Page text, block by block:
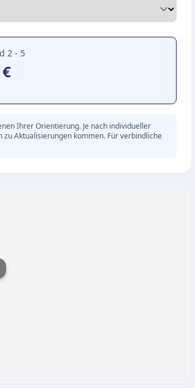
2 - 5
€
Ihrer Orientierung. Je nach individueller
zu Aktualisierungen kommen. Für verbindliche